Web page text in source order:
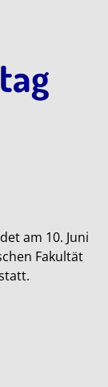
am 10. Juni
Fakultät